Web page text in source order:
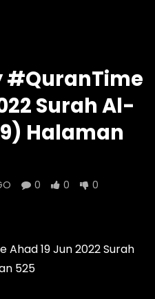
AGO
Episod 1334 My
2.0
1 DAY AGO - LUD:
#QuranTime
Surah Al-
Halaman
0 0 0
19 Jun 2022 Surah
525